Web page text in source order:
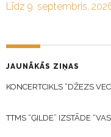
Līdz 9. septembris,
JAUNĀKĀS ZIŅAS
KONCERTCIKLS “DŽEZS
TTMS “ĢILDE” IZSTĀDE